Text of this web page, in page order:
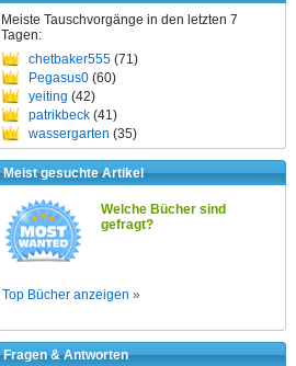
Meiste Tauschvorgänge in den letzten 7
Tagen:
chetbaker555 (71)
Pegasus0 (60)
yeiting (42)
patrikbeck (41)
wassergarten (35)
Meist gesuchte Artikel
Welche Bücher sind
gefragt?
Top Bücher anzeigen »
Fragen & Antworten